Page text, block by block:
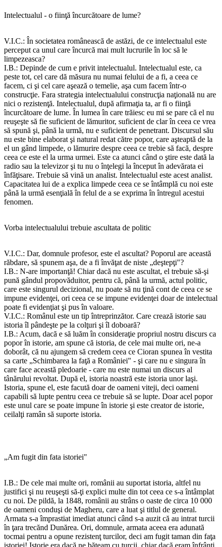
Intelectualul - o fiinţă încurcătoare de lume?
V.I.C.: În societatea românească de astăzi, de ce intelectualul este
perceput ca unul care încurcă mai mult lucrurile în loc să le
limpezeasca?
I.B.: Depinde de cum e privit intelectualul. Intelectualul este, ca
peste tot, cel care dă măsura nu numai felului de a fi, a ceea ce
facem, ci şi cel care aşează o temelie, aşa cum facem într-o
construcţie. Fara strategia intelectualului construcţia naţională nu are
nici o rezistenţă. Intelectualul, după afirmaţia ta, ar fi o fiinţă
încurcătoare de lume. În lumea în care trăiesc eu mi se pare că el nu
reuşeşte să fie suficient de lămuritor, suficient de clar în ceea ce vrea
să spună şi, până la urmă, nu e suficient de penetrant. Discursul său
nu este bine elaborat şi natural redat către popor, care aşteaptă de la
el un gând limpede, o lămurire despre ceea ce trebie să facă, despre
ceea ce este el la urma urmei. Este ca atunci când o ştire este dată la
radio sau la televizor şi tu nu o înţelegi la început în adevărata ei
înfăţisare. Trebuie să vină un analist. Intelectualul este acest analist.
Capacitatea lui de a explica limpede ceea ce se întâmplă cu noi este
până la urmă esenţială în felul de a se exprima în întregul acestui
fenomen.
Vorba intelectualului trebuie ascultata de politic
V.I.C.: Dar, domnule profesor, este el ascultat? Poporul are această
răbdare, să spunem aşa, de a fi învăţat de niste „deştepţi"?
I.B.: N-are importanţă! Chiar dacă nu este ascultat, el trebuie să-şi
pună gândul propovăduitor, pentru că, până la urmă, actul politic,
care este singurul decizional, nu poate să nu ţină cont de ceea ce se
impune evidenţei, ori ceea ce se impune evidenţei doar de intelectual
poate fi evidenţiat şi pus în valoare.
V.I.C.: Românul este un tip întreprinzător. Care crează istorie sau
istoria îl pândeşte pe la colţuri şi îl doboară?
I.B.: Acum, dacă e să luăm în consideraţie propriul nostru discurs ca
popor în istorie, am spune că istoria, de cele mai multe ori, ne-a
doborât, că nu ajungem să credem ceea ce Cioran spunea în vestita
sa carte „Schimbarea la faţă a României" - şi care nu e singura în
care face această pledoarie - care nu este numai un discurs al
tânărului revoltat. După el, istoria noastră este istoria unor laşi.
Istoria, spune el, este facută doar de oameni viteji, deci oameni
capabili să lupte pentru ceea ce trebuie să se lupte. Doar acel popor
este unul care se poate impune în istorie şi este creator de istorie,
ceilalţi ramân să suporte istoria.
„Am fugit din fata istoriei"
I.B.: De cele mai multe ori, românii au suportat istoria, altfel nu
justifici şi nu reuşeşti să-ţi explici multe din tot ceea ce s-a întâmplat
cu noi. De pildă, la 1848, românii au strâns o oaste de circa 10 000
de oameni conduşi de Magheru, care a luat şi titlul de general.
Armata s-a împrastiat imediat atunci când s-a auzit că au intrat turcii
în ţara trecănd Dunărea. Ori, domnule, armata aceea era adunată
tocmai pentru a opune rezistenţ turcilor, deci am fugit taman din faţa